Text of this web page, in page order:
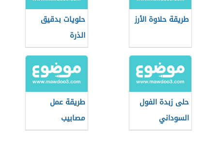
طريقة حلاوة الأرز
حلويات بدقيق
الذرة
حلى زبدة الفول
السوداني
طريقة عمل
مصابيب